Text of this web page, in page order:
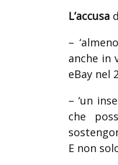
L’accusa
–
anche in
eBay nel
– ‘un
che
E non